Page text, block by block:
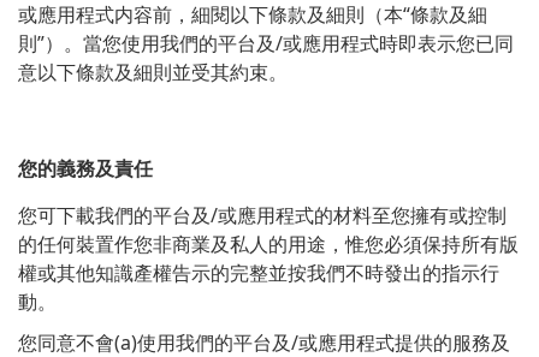
或應用程式内容前，細閱以下條款及細則（本“條款及細
則 ”）。當您使用我們的平台及/或應用程式時即表示您已同
意以下條款及細則並受其約束。
您的義務及責任
您可下載我們的平台及/或應用程式的材料至您擁有或控制
的任何裝置作您非商業及私人的用途，惟您必須保持所有版
權或其他知識產權告示的完整並按我們不時發出的指示行
動。
您同意不會(a)使用我們的平台及/或應用程式提供的服務及